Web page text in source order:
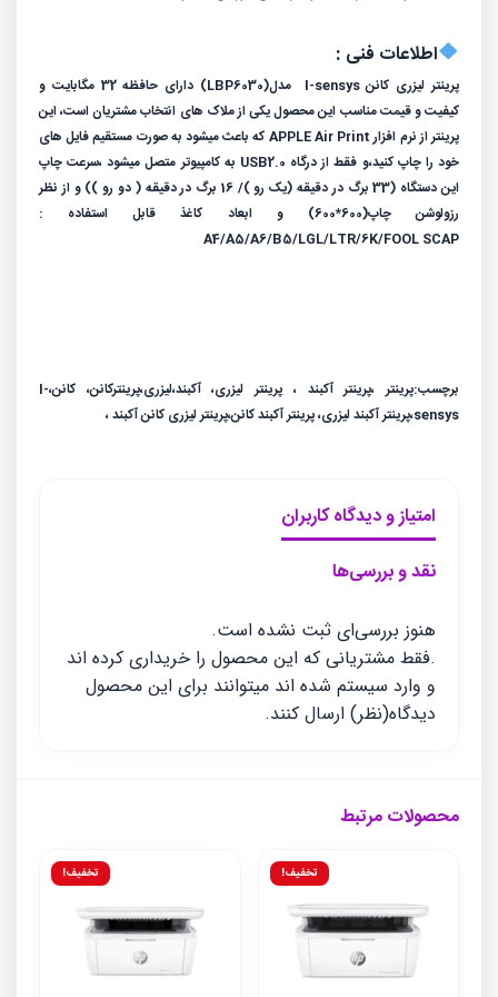
اطلاعات فنی :
پرینتر لیزری کانن I-sensys مدل(LBP6030) دارای حافظه 32 مگابایت و
کیفیت و قیمت مناسب این محصول یکی از ملاک های انتخاب مشتریان است، این
پرینتر از نرم افزار APPLE Air Print که باعث میشود به صورت مستقیم فایل های
خود را چاپ کنید،و فقط از درگاه USB2.0 به کامپیوتر متصل میشود ،سرعت چاپ
این دستگاه (33 برگ در دقیقه (یک رو )/ 16 برگ در دقیقه ( دو رو )) و از نظر
رزولوشن چاپ(600*600) و ابعاد کاغذ قابل استفاده :
A4/A5/A6/B5/LGL/LTR/6K/FOOL SCAP
برچسب:پرینتر ،پرینتر آکبند ، پرینتر لیزری، آکبند،لیزری،پرینترکانن، کانن،I-
sensys،پرینتر آکبند لیزری، پرینتر آکبند کانن،پرینتر لیزری کانن آکبند ،
امتیاز و دیدگاه کاربران
نقد و بررسی‌ها
هنوز بررسی‌ای ثبت نشده است.
.فقط مشتریانی که این محصول را خریداری کرده اند
و وارد سیستم شده اند میتوانند برای این محصول
دیدگاه(نظر) ارسال کنند.
محصولات مرتبط
تخفیف! تخفیف!